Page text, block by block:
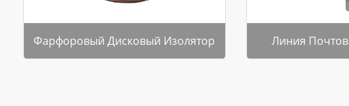
Фарфоровый Дисковый Изолятор Линия